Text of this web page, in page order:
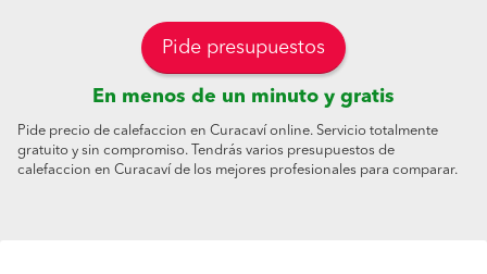
Pide presupuestos
En menos de un minuto y gratis
Pide precio de calefaccion en Curacaví online. Servicio totalmente
gratuito y sin compromiso. Tendrás varios presupuestos de
calefaccion en Curacaví de los mejores profesionales para comparar.